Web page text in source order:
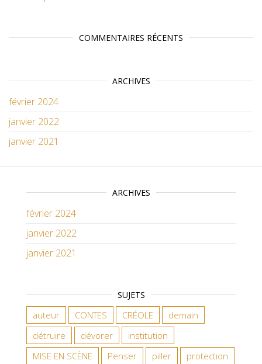
COMMENTAIRES RÉCENTS
ARCHIVES
février 2024
janvier 2022
janvier 2021
ARCHIVES
février 2024
janvier 2022
janvier 2021
SUJETS
auteur CONTES CRÉOLE
demain
détruire
dévorer
institution
MISE EN SCÈNE
Penser piller protection